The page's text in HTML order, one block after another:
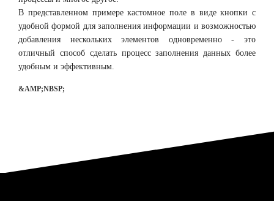
В представленном примере кастомное поле в виде кнопки с
удобной формой для заполнения информации и возможностью
добавления нескольких элементов одновременно - это
отличный способ сделать процесс заполнения данных более
удобным и эффективным.
&AMP;NBSP;